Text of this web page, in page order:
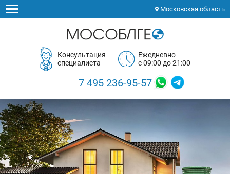
Московская область
Консультация
специалиста
Ежедневно
с 09:00 до 21:00
7 495 236-95-57